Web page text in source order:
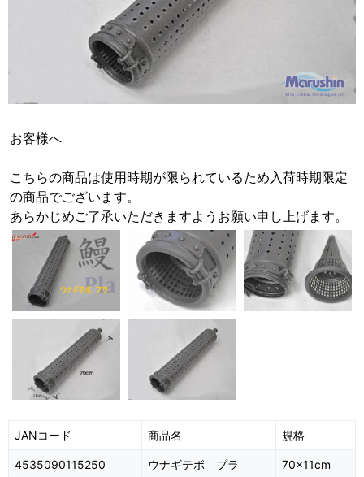
お客様へ
こちらの商品は使用時期が限られているため入荷時期限定
の商品でございます。
あらかじめご了承いただきますようお願い申し上げます。
JANコード 商品名 規格
4535090115250 ウナギテボ プラ 70x11cm